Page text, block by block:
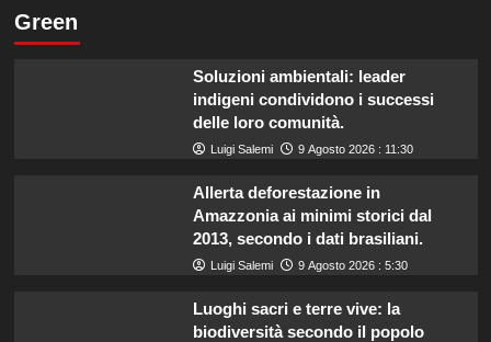
Green
Soluzioni ambientali: leader
indigeni condividono i successi
delle loro comunità.
Luigi Salemi 9 Agosto 2026 : 11:30
Allerta deforestazione in
Amazzonia ai minimi storici dal
2013, secondo i dati brasiliani.
Luigi Salemi 9 Agosto 2026 : 5:30
Luoghi sacri e terre vive: la
biodiversità secondo il popolo